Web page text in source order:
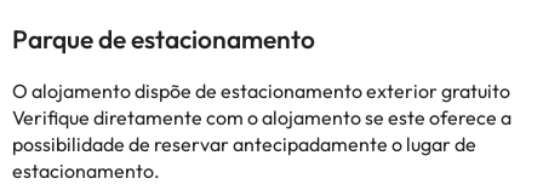
Parque de estacionamento
O alojamento dispõe de estacionamento exterior gratuito
Verifique diretamente com o alojamento se este oferece a
possibilidade de reservar antecipadamente o lugar de
estacionamento.